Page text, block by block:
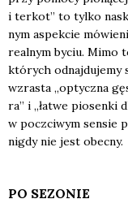
i ter­kot” to tyl­ko
nym aspek­cie
real­nym byciu. Mimo
któ­rych odnaj­du­je­my
wzra­sta „optycz­na
ra” i „łatwe pio­sen­ki
w poczci­wym sen­sie
nigdy nie jest obec­ny.
PO SEZONIE